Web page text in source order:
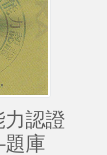
認證
庫